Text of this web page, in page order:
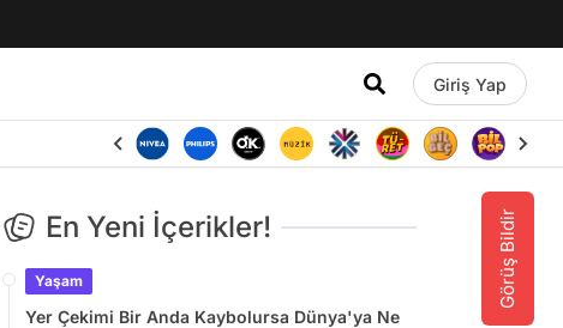
Giriş Yap
Görüş Bildir
En Yeni İçerikler!
Yaşam
Yer Çekimi Bir Anda Kaybolursa Dünya'ya Ne